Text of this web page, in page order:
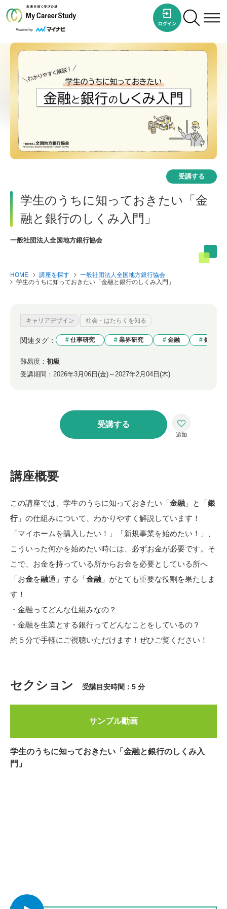
受講する
学生のうちに知っておきたい「金
融と銀行のしくみ入門」
一般社団法人全国地方銀行協会
HOME 講座を探す
一般社団法人全国地方銀行協会
学生のうちに知っておきたい「金融と銀行のしくみ入門」
キャリアデザイン 社会・はたらくを知る
関連タグ： 仕事研究 業界研究 金融 銀行
難易度： 初級
受講期間： 2026年3月06日(金)～2027年2月04日(木)
受講する
講座概要
この講座では、学生のうちに知っておきたい「金融 」と「銀
行」の仕組みについて、わかりやすく解説しています！
「マイホームを購入したい！」「新規事業を始めたい！」、
こういった何かを始めたい時には、必ずお金が必要です。そ
こで、お金を持っている所からお金を必要としている所へ
「お金を融通」する「金融 」がとても重要な役割を果たしま
す！
・金融ってどんな仕組みなの？
・金融を生業とする銀行ってどんなことをしているの？
約５分で手軽にご視聴いただけます！ぜひご覧ください！
セクション 受講目安時間：5 分
サンプル動画
学生のうちに知っておきたい「金融と銀行のしくみ入
門」